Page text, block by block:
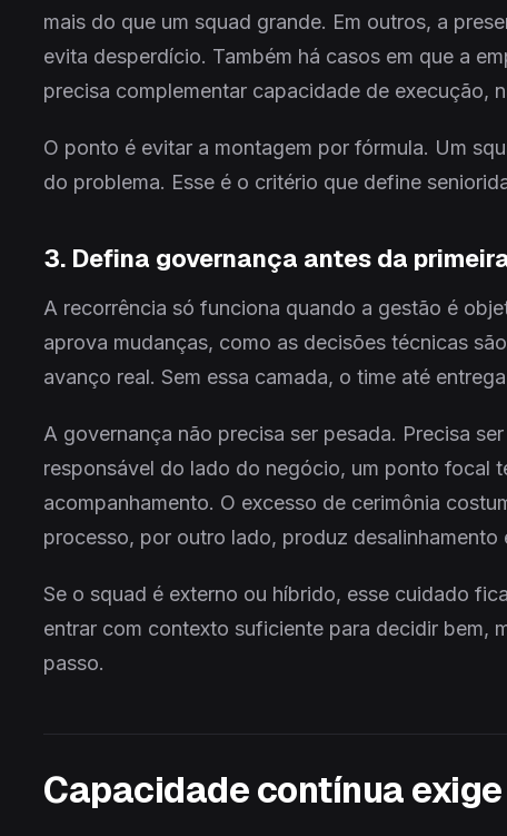
mais do que um squad grande. Em outros, a
evita desperdício. Também há casos em que a
precisa complementar capacidade de execução,
O ponto é evitar a montagem por fórmula. Um
do problema. Esse é o critério que define
3. Defina governança antes da
A recorrência só funciona quando a gestão é
aprova mudanças, como as decisões técnicas
avanço real. Sem essa camada, o time até
A governança não precisa ser pesada. Precisa
responsável do lado do negócio, um ponto focal
acompanhamento. O excesso de cerimônia
processo, por outro lado, produz desalinhamento
Se o squad é externo ou híbrido, esse cuidado
entrar com contexto suficiente para decidir bem,
passo.
Capacidade contínua